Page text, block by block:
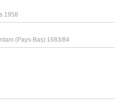
1958
(Pays-Bas) 1683/84